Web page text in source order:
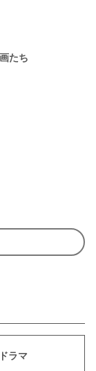
たち
ドラマ